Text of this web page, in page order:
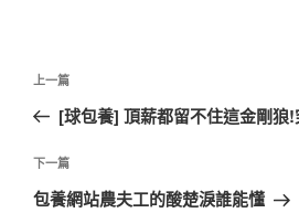
文
導
覽
上
一
文
章
上一篇
[球包養] 頂薪都留不住這金剛狼
下
一
下一篇
包養網站農夫工的酸楚淚誰能懂